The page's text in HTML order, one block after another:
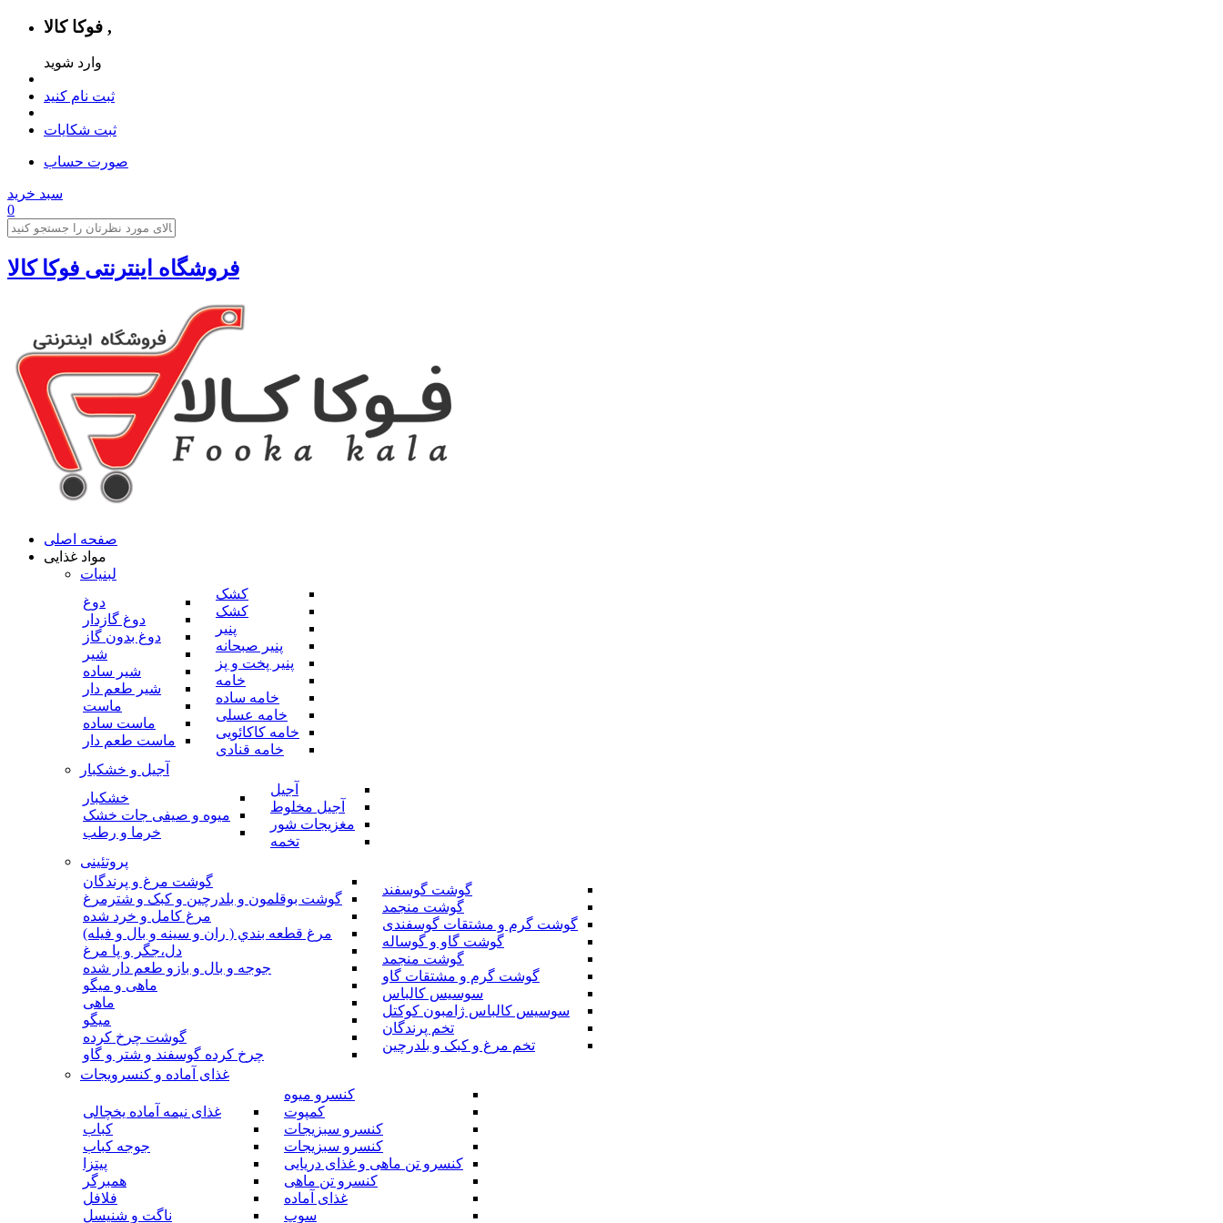
فوکا کالا ,
وارد شوید
ثبت نام کنید
ثبت شکایات
صورت حساب
سبد خرید
0
فروشگاه اینترنتی فوکا کالا
صفحه اصلی
مواد غذایی
لبنیات
کشک
کشک
پنیر
پنیر صبحانه
پنیر پخت و پز
خامه
خامه ساده
خامه عسلی
خامه کاکائویی
خامه قنادی
دوغ
دوغ گازدار
دوغ بدون گاز
شیر
شیر ساده
شیر طعم دار
ماست
ماست ساده
ماست طعم دار
آجیل و خشکبار
آجیل
آجیل مخلوط
مغزیجات شور
تخمه
خشکبار
میوه و صیفی جات خشک
خرما و رطب
پروتئینی
گوشت گوسفند
گوشت منجمد
گوشت گرم و مشتقات گوسفندی
گوشت گاو و گوساله
گوشت منجمد
گوشت گرم و مشتقات گاو
سوسیس کالباس
سوسیس کالباس ژامبون کوکتل
تخم پرندگان
تخم مرغ و کبک و بلدرچین
گوشت مرغ و پرندگان
گوشت بوقلمون و بلدرچین و کبک و شترمرغ
مرغ کامل و خرد شده
مرغ قطعه بندي ( ران و سينه و بال و فيله)
دل،جگر و پا مرغ
جوجه و بال و بازو طعم دار شده
ماهی و میگو
ماهی
میگو
گوشت چرخ کرده
چرخ کرده گوسفند و شتر و گاو
غذای آماده و کنسرویجات
کنسرو میوه
کمپوت
کنسرو سبزیجات
کنسرو سبزیجات
کنسرو تن ماهی و غذای دریایی
کنسرو تن ماهی
غذای آماده
سوپ
غذای نیمه آماده یخچالی
کباب
جوجه کباب
پیتزا
همبرگر
فلافل
ناگت و شنیسل